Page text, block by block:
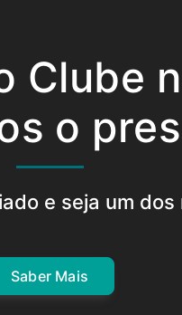
Clube
o
e seja um dos
Saber Mais